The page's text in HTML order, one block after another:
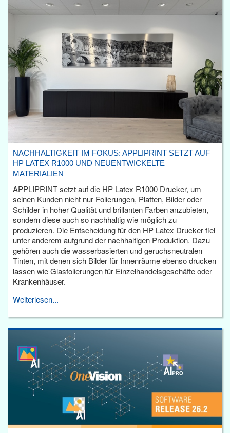
NACHHALTIGKEIT IM FOKUS: APPLIPRINT SETZT AUF
HP LATEX R1000 UND NEUENTWICKELTE
MATERIALIEN
APPLIPRINT setzt auf die HP Latex R1000 Drucker, um
seinen Kunden nicht nur Folierungen, Platten, Bilder oder
Schilder in hoher Qualität und brillanten Farben anzubieten,
sondern diese auch so nachhaltig wie möglich zu
produzieren. Die Entscheidung für den HP Latex Drucker fiel
unter anderem aufgrund der nachhaltigen Produktion. Dazu
gehören auch die wasserbasierten und geruchsneutralen
Tinten, mit denen sich Bilder für Innenräume ebenso drucken
lassen wie Glasfolierungen für Einzelhandelsgeschäfte oder
Krankenhäuser.
Weiterlesen...